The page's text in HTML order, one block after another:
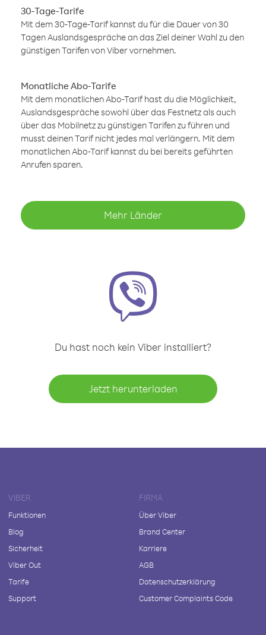
30-Tage-Tarife
Mit dem 30-Tage-Tarif kannst du für die Dauer von 30
Tagen Auslandsgespräche an das Ziel deiner Wahl zu den
günstigen Tarifen von Viber vornehmen.
Monatliche Abo-Tarife
Mit dem monatlichen Abo-Tarif hast du die Möglichkeit,
Auslandsgespräche sowohl über das Festnetz als auch
über das Mobilnetz zu günstigen Tarifen zu führen und
musst deinen Tarif nicht jedes mal verlängern. Mit dem
monatlichen Abo-Tarif kannst du bei bereits geführten
Anrufen sparen.
Mehr Länder
Du hast noch kein Viber installiert?
Jetzt herunterladen
VIBER
Funktionen
Blog
Sicherheit
Viber Out
Tarife
Support
FIRMA
Über Viber
Brand Center
Karriere
AGB
Datenschutzerklärung
Customer Complaints Code